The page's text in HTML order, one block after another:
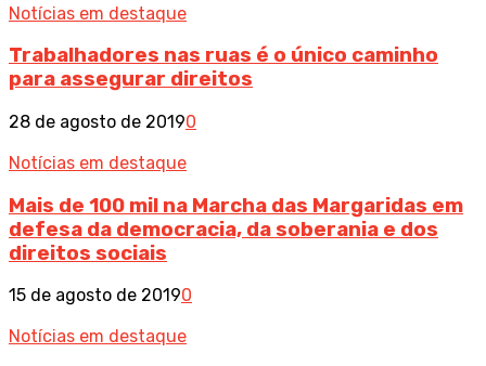
Notícias em destaque
Trabalhadores nas ruas é o único caminho
para assegurar direitos
28 de agosto de 20190
Notícias em destaque
Mais de 100 mil na Marcha das Margaridas em
defesa da democracia, da soberania e dos
direitos sociais
15 de agosto de 20190
Notícias em destaque